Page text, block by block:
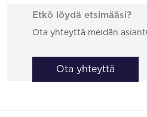
Etkö löydä etsimääsi?
Ota yhteyttä meidän
Ota yhteyttä